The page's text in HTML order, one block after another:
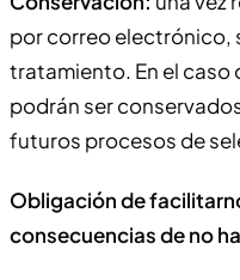
por correo electrónico,
tratamiento. En el caso
podrán ser
futuros procesos de
Obligación de
consecuencias de no